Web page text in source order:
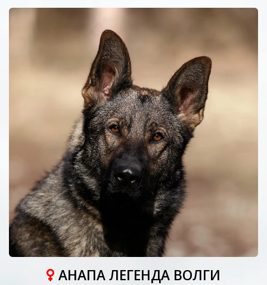
АНАПА ЛЕГЕНДА ВОЛГИ